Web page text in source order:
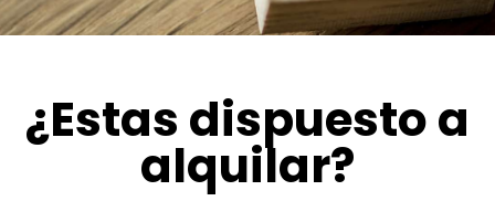
¿Estas dispuesto a
alquilar?